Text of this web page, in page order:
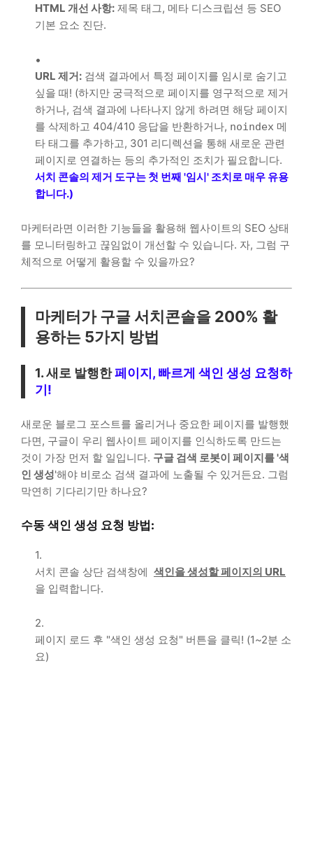
HTML 개선 사항: 제목 태그, 메타 디스크립션 등 SEO
기본 요소 진단.
URL 제거: 검색 결과에서 특정 페이지를 임시로 숨기고
싶을 때! (하지만 궁극적으로 페이지를 영구적으로 제거
하거나, 검색 결과에 나타나지 않게 하려면 해당 페이지
를 삭제하고 404/410 응답을 반환하거나, noindex 메
타 태그를 추가하고, 301 리디렉션을 통해 새로운 관련
페이지로 연결하는 등의 추가적인 조치가 필요합니다.
서치 콘솔의 제거 도구는 첫 번째 '임시' 조치로 매우 유용
합니다.)
마케터라면 이러한 기능들을 활용해 웹사이트의 SEO 상태
를 모니터링하고 끊임없이 개선할 수 있습니다. 자, 그럼 구
체적으로 어떻게 활용할 수 있을까요?
마케터가 구글 서치콘솔을 200% 활
용하는 5가지 방법
1. 새로 발행한페이지, 빠르게 색인 생성 요청하
기!
새로운 블로그 포스트를 올리거나 중요한 페이지를 발행했
다면, 구글이 우리 웹사이트 페이지를 인식하도록 만드는
것이 가장 먼저 할 일입니다. 구글 검색 로봇이 페이지를 '색
인 생성'해야 비로소 검색 결과에 노출될 수 있거든요. 그럼
막연히 기다리기만 하나요?
수동 색인 생성 요청 방법:
서치 콘솔 상단 검색창에 색인을 생성할 페이지의 URL
을 입력합니다.
페이지 로드 후 "색인 생성 요청" 버튼을 클릭! (1~2분 소
요)